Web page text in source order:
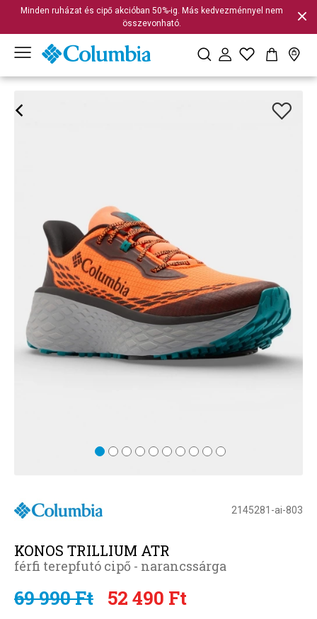
Minden ruházat és cipő akcióban 50%-ig. Más kedvezménnyel nem
összevonható.
2145281-ai-803
KONOS TRILLIUM ATR
férfi terepfutó cipő - narancssárga
69 990 Ft 52 490 Ft